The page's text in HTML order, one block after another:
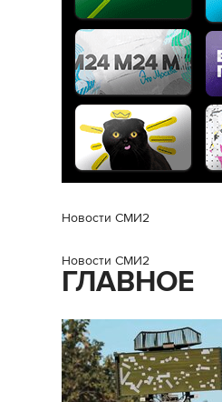
Новости СМИ2
Новости СМИ2
ГЛАВНОЕ